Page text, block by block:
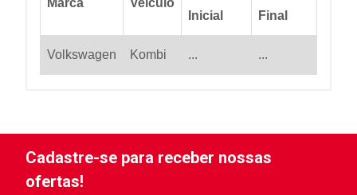
Inicial
Final
Volkswagen Kombi ... ...
Cadastre-se para receber nossas
ofertas!